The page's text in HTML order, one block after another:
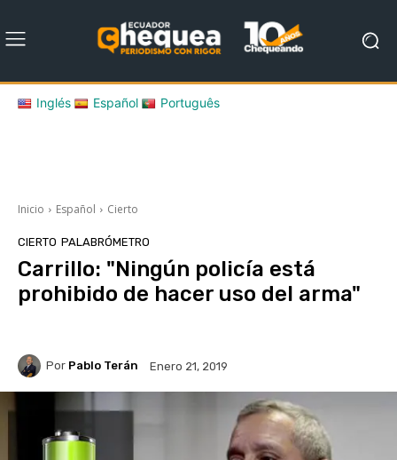
Inglés Español Português
Inicio Español Cierto
CIERTO PALABRÓMETRO
Carrillo: "Ningún policía está
prohibido de hacer uso del arma"
Por Pablo Terán Enero 21, 2019